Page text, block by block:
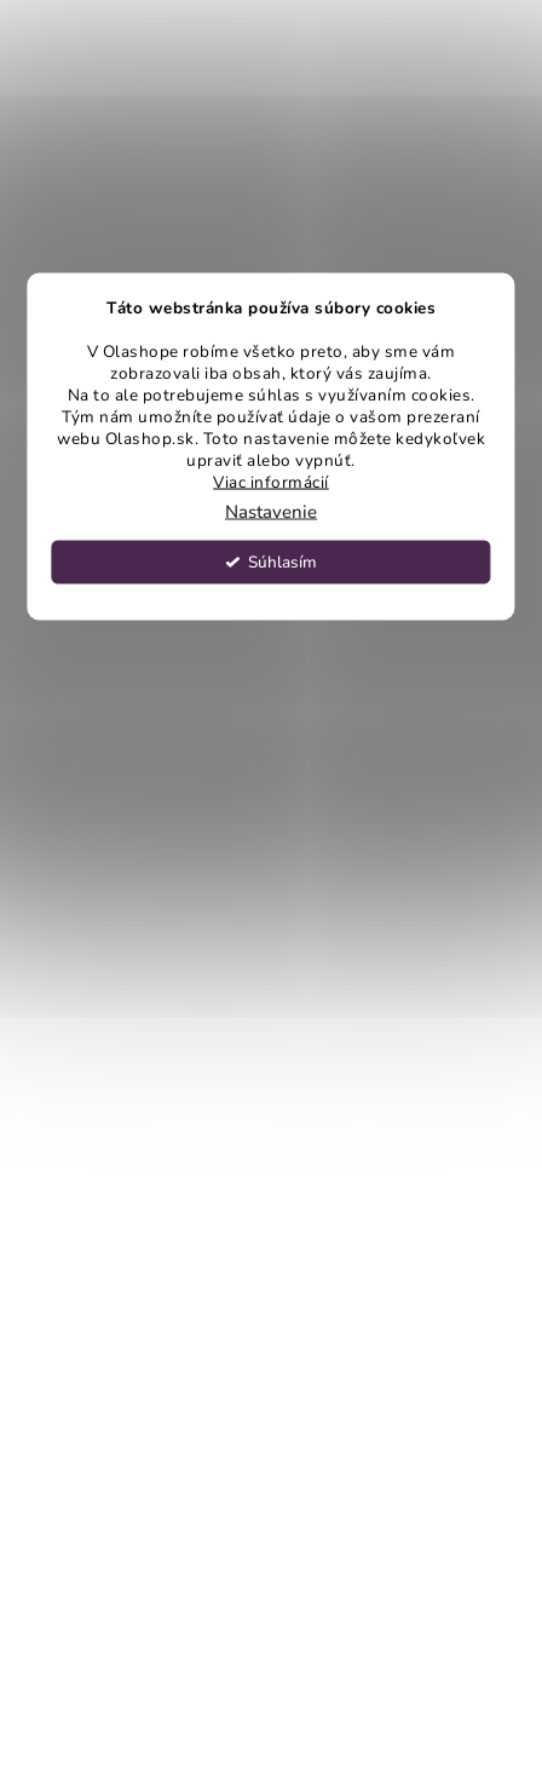
Táto webstránka používa súbory cookies
V Olashope robíme všetko preto, aby sme vám
zobrazovali iba obsah, ktorý vás zaujíma.
Na to ale potrebujeme súhlas s využívaním cookies.
Tým nám umožníte používať údaje o vašom prezeraní
webu Olashop.sk. Toto nastavenie môžete kedykoľvek
upraviť alebo vypnúť.
Viac informácií
Nastavenie
Súhlasím